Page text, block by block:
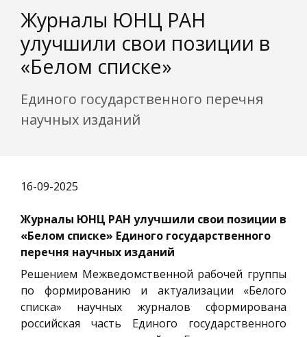
Журналы ЮНЦ РАН
улучшили свои позиции в
«Белом списке»
Единого государственного перечня
научных изданий
16-09-2025
Журналы ЮНЦ РАН улучшили свои позиции в
«Белом списке» Единого государственного
перечня научных изданий
Решением Межведомственной рабочей группы
по формированию и актуализации «Белого
списка» научных журналов сформирована
российская часть Единого государственного